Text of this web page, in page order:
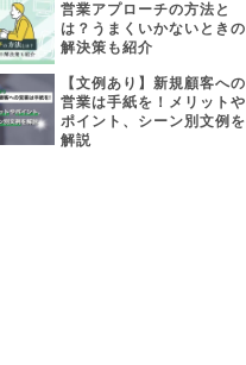
営業アプローチの方法と
は？うまくいかないときの
解決策も紹介
【文例あり】新規顧客への
営業は手紙を！メリットや
ポイント、シーン別文例を
解説